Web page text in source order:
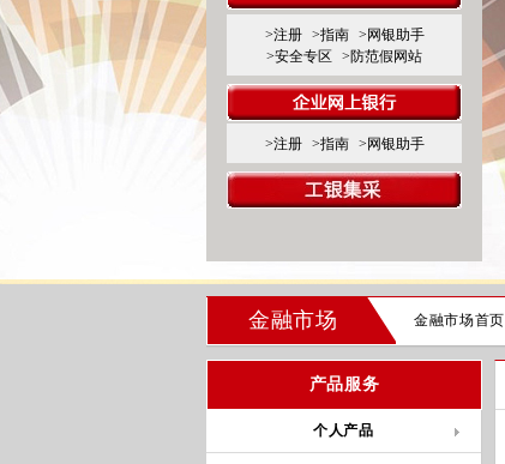
>注册 >指南
>网银助手
>安全专区
>防范假网站
>注册 >指南 >网银助手
金融市场 金融市场首页
产品服务
个人产品